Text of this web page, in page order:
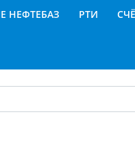
НЕФТЕБАЗ РТИ